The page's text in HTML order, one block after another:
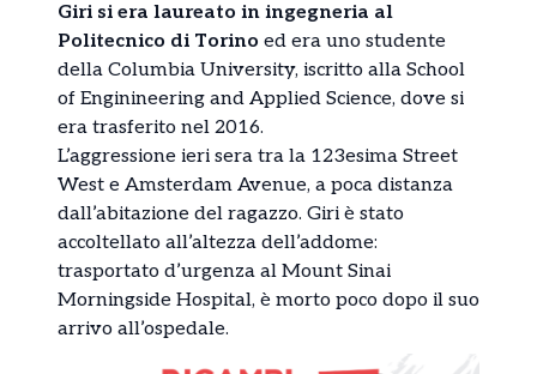
Giri si era laureato in ingegneria al
Politecnico di Torino ed era uno studente
della Columbia University, iscritto alla School
of Enginineering and Applied Science, dove si
era trasferito nel 2016.
L’aggressione ieri sera tra la 123esima Street
West e Amsterdam Avenue, a poca distanza
dall’abitazione del ragazzo. Giri è stato
accoltellato all’altezza dell’addome:
trasportato d’urgenza al Mount Sinai
Morningside Hospital, è morto poco dopo il suo
arrivo all’ospedale.